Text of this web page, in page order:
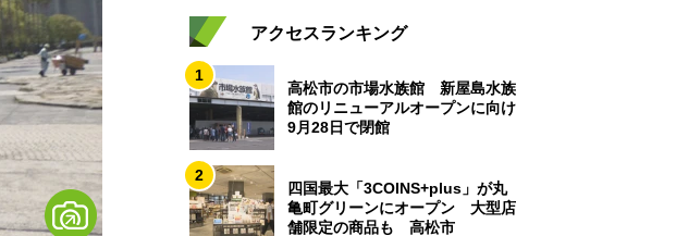
アクセスランキング
1
高松市の市場水族館 新屋島水族
館のリニューアルオープンに向け
9月28日で閉館
2
四国最大「3COINS+plus」が丸
亀町グリーンにオープン 大型店
舗限定の商品も 高松市